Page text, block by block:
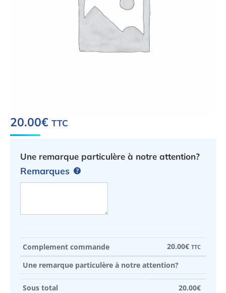
20.00€ TTC
Une remarque particulère à notre attention?
Remarques
Complement commande 20.00€ TTC
Une remarque particulère à notre attention?
Sous total 20.00€